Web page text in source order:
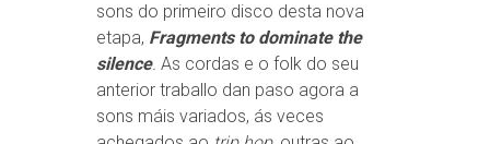
sons do primeiro disco desta nova
etapa, Fragments to dominate the
silence. As cordas e o folk do seu
anterior traballo dan paso agora a
sons máis variados, ás veces